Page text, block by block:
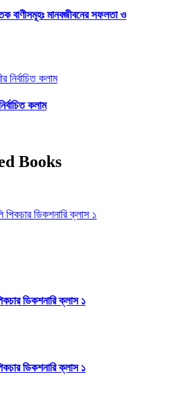
বাণীসমূহঃ মানবজীবনের সফলতা ও
কলাম
Books
ডিকশনারি ক্লাস ১
ডিকশনারি ক্লাস ১